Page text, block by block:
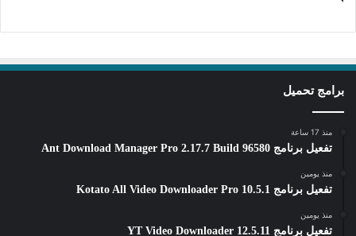
برامج تحميل
منذ 17 ساعة
تفعيل برنامج Ant Download Manager Pro 2.17.7 Build 96580
منذ يومين
تفعيل برنامج Kotato All Video Downloader Pro 10.5.1
منذ يومين
تفعيل برنامج YT Video Downloader 12.5.11